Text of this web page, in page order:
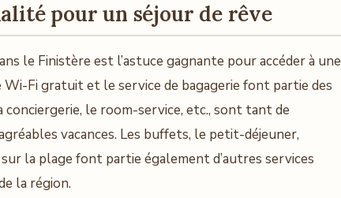
pour un séjour de rêve
le Finistère est l’astuce gagnante pour accéder à une
Wi-Fi gratuit et le service de bagagerie font partie des
le room-service, etc., sont tant de
vacances. Les buffets, le petit-déjeuner,
la plage font partie également d’autres services
la région.